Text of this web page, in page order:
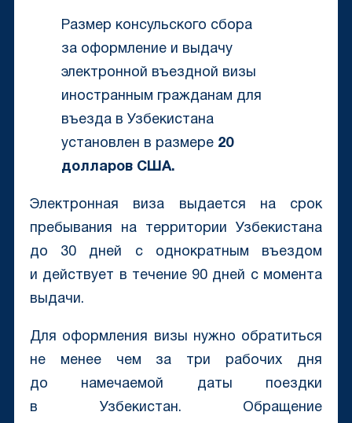
Размер консульского сбора
за оформление и выдачу
электронной въездной визы
иностранным гражданам для
въезда в Узбекистана
установлен в размере 20
долларов США.
Электронная виза выдается на срок
пребывания на территории Узбекистана
до 30 дней с однократным въездом
и действует в течение 90 дней с момента
выдачи.
Для оформления визы нужно обратиться
не менее чем за три рабочих дня
до намечаемой даты поездки
в Узбекистан. Обращение